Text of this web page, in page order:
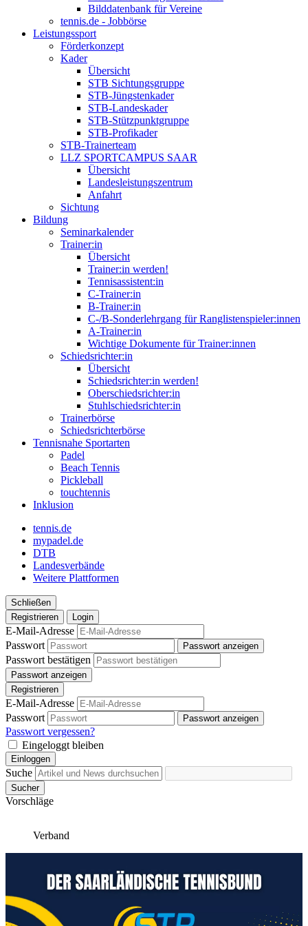
Bilddatenbank für Vereine
tennis.de - Jobbörse
Leistungssport
Förderkonzept
Kader
Übersicht
STB Sichtungsgruppe
STB-Jüngstenkader
STB-Landeskader
STB-Stützpunktgruppe
STB-Profikader
STB-Trainerteam
LLZ SPORTCAMPUS SAAR
Übersicht
Landesleistungszentrum
Anfahrt
Sichtung
Bildung
Seminarkalender
Trainer:in
Übersicht
Trainer:in werden!
Tennisassistent:in
C-Trainer:in
B-Trainer:in
C-/B-Sonderlehrgang für Ranglistenspieler:innen
A-Trainer:in
Wichtige Dokumente für Trainer:innen
Schiedsrichter:in
Übersicht
Schiedsrichter:in werden!
Oberschiedsrichter:in
Stuhlschiedsrichter:in
Trainerbörse
Schiedsrichterbörse
Tennisnahe Sportarten
Padel
Beach Tennis
Pickleball
touchtennis
Inklusion
tennis.de
mypadel.de
DTB
Landesverbände
Weitere Plattformen
Schließen
Registrieren
Login
E-Mail-Adresse
Passwort
Passwort anzeigen
Passwort bestätigen
Passwort anzeigen
Registrieren
E-Mail-Adresse
Passwort
Passwort anzeigen
Passwort vergessen?
Eingeloggt bleiben
Einloggen
Suche
Sucher
Vorschläge
Verband